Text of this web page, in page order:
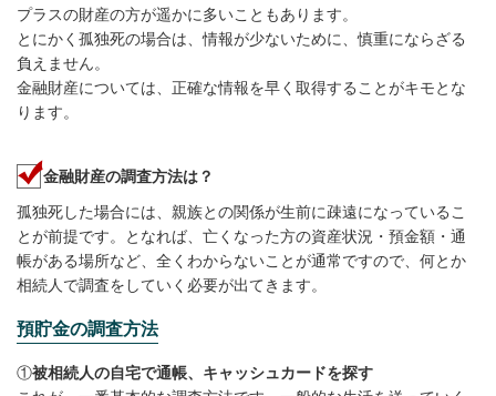
プラスの財産の方が遥かに多いこともあります。
とにかく孤独死の場合は、情報が少ないために、慎重にならざる
負えません。
金融財産については、正確な情報を早く取得することがキモとな
ります。
金融財産の調査方法は？
孤独死した場合には、親族との関係が生前に疎遠になっているこ
とが前提です。となれば、亡くなった方の資産状況・預金額・通
帳がある場所など、全くわからないことが通常ですので、何とか
相続人で調査をしていく必要が出てきます。
預貯金の調査方法
①被相続人の自宅で通帳、キャッシュカードを探す